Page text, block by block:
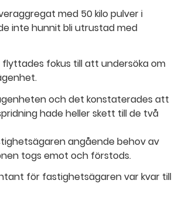
med 50 kilo pulver i
inte hunnit bli utrustad med
fokus till att undersöka om
och det konstaterades att
hade heller skett till de två
angående behov av
togs emot och förstods.
för fastighetsägaren var kvar till